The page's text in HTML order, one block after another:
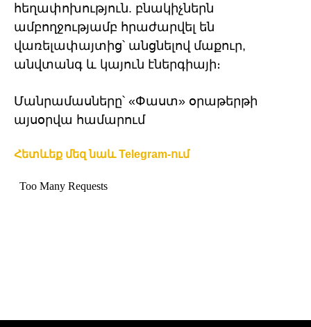
հեղափոխություն. բնակիչներն
ամբողջությամբ հրաժարվել են
վառելափայտից՝ անցնելով մաքուր,
անվտանգ և կայուն էներգիայի։
Մանրամասները՝ «Փաստ» օրաթերթի
այսօրվա համարում
Հետևեք մեզ նաև Telegram-ում